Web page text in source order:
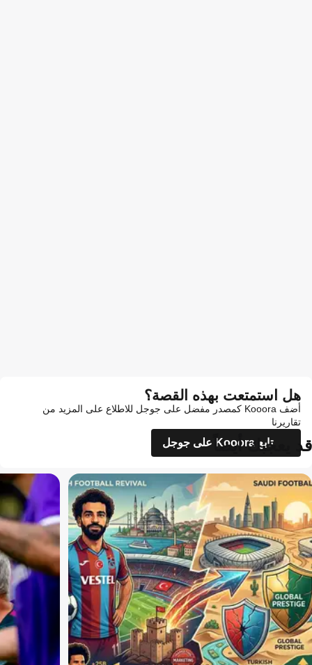
هل استمتعت بهذه القصة؟
أضف Kooora كمصدر مفضل على جوجل للاطلاع على المزيد من
تقاريرنا
تابع Kooora على جوجل
قد يعجبك أيضاً